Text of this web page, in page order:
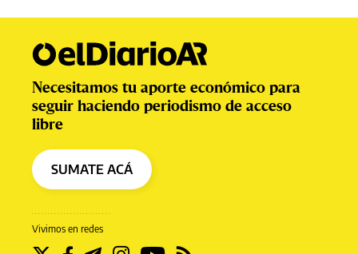
Vivimos en redes
Necesitamos tu aporte económico para
seguir haciendo periodismo de acceso
libre
SUMATE ACÁ